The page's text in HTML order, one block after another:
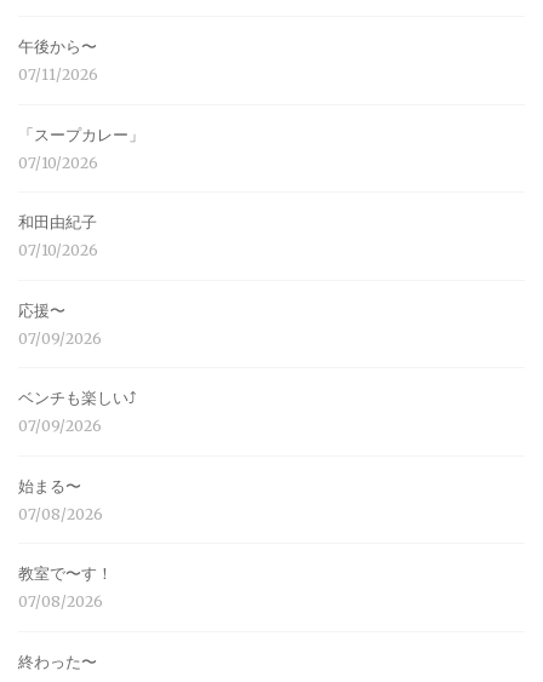
午後から〜
07/11/2026
「スープカレー」
07/10/2026
和田由紀子
07/10/2026
応援〜
07/09/2026
ベンチも楽しい⤴︎
07/09/2026
始まる〜
07/08/2026
教室で〜す！
07/08/2026
終わった〜